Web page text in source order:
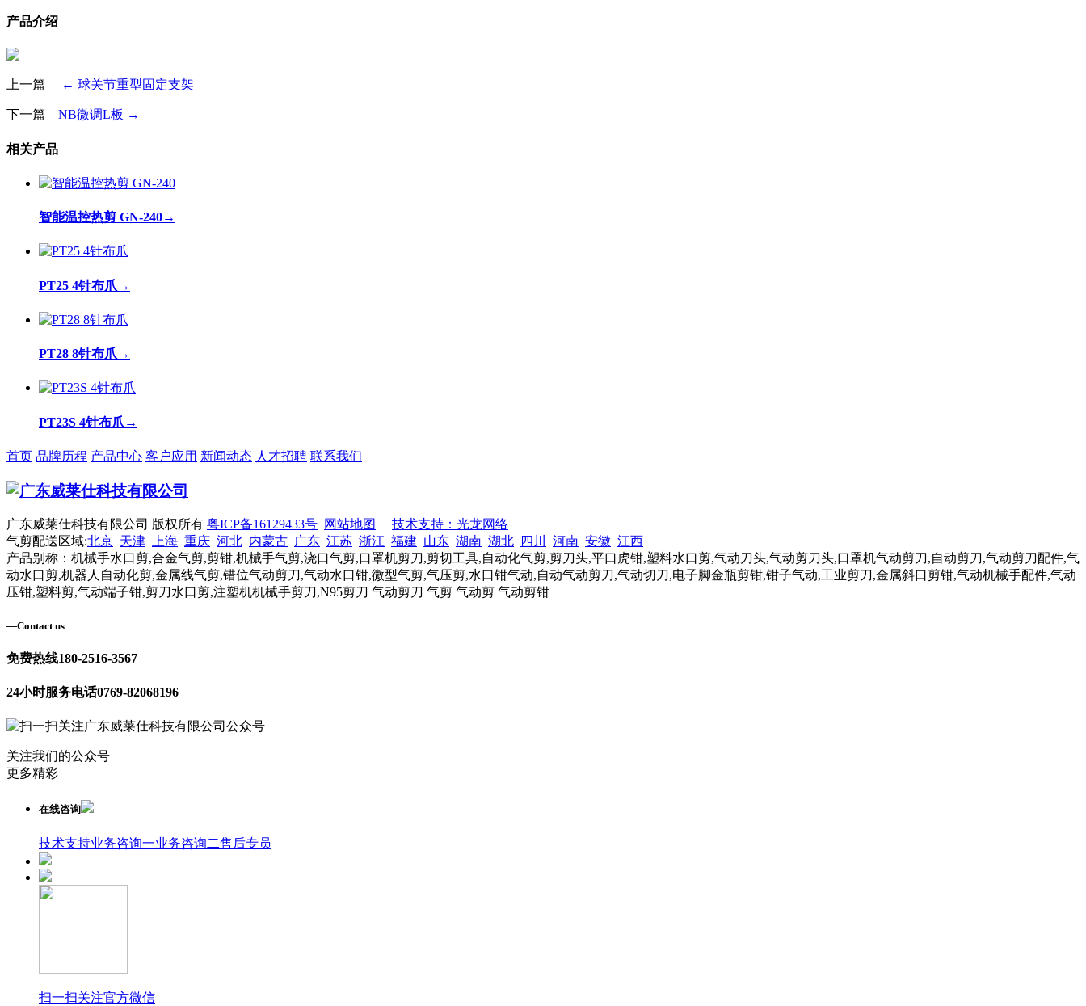
产品介绍
上一篇 ← 球关节重型固定支架
下一篇 NB微调L板 →
相关产品
智能温控热剪 GN-240→
PT25 4针布爪 →
PT28 8针布爪 →
PT23S 4针布爪 →
首页 品牌历程 产品中心 客户应用 新闻动态 人才招聘 联系我们
广东威莱仕科技有限公司 版权所有 粤ICP备16129433号 网站地图
技术支持：光龙网络
气剪配送区域:北京 天津 上海 重庆 河北 内蒙古 广东 江苏 浙江 福建 山东 湖南 湖北 四川 河南 安徽 江西
产品别称：机械手水口剪,合金气剪,剪钳,机械手气剪,浇口气剪,口罩机剪刀,剪切工具,自动化气剪,剪刀头,平口虎钳,塑料水口剪,气动刀头,气动剪刀头,口罩机气动剪刀,自动剪刀,气动剪刀配件,气
动水口剪,机器人自动化剪,金属线气剪,错位气动剪刀,气动水口钳,微型气剪,气压剪,水口钳气动,自动气动剪刀,气动切刀,电子脚金瓶剪钳,钳子气动,工业剪刀,金属斜口剪钳,气动机械手配件,气动
压钳,塑料剪,气动端子钳,剪刀水口剪,注塑机机械手剪刀,N95剪刀 气动剪刀 气剪 气动剪 气动剪钳
—Contact us
免费热线180-2516-3567
24小时服务电话0769-82068196
关注我们的公众号
更多精彩
在线咨询
技术支持业务咨询一业务咨询二售后专员
扫一扫关注官方微信